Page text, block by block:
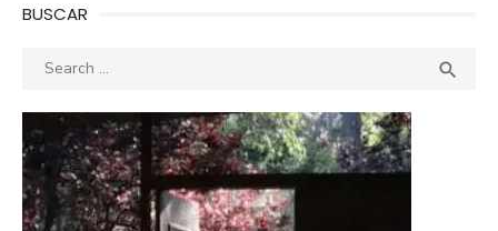
BUSCAR
Search
